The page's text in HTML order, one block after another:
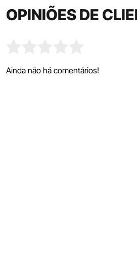
OPINIÕES DE
Ainda não há comentários!